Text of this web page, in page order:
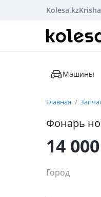
Kolesa.kz
Машины
Главная
Фонарь
14 000
Город